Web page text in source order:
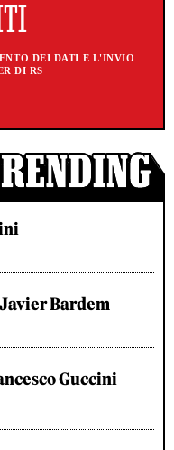
DEI DATI E L'INVIO
DI RS
Bardem
Guccini